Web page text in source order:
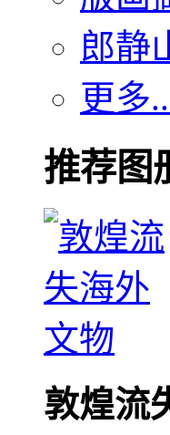
郎静
更多
推荐图
敦煌流